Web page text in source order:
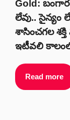
Gold:
లేవు.. సైన్యం
శాసించగల
ఇటీవలి
Read more